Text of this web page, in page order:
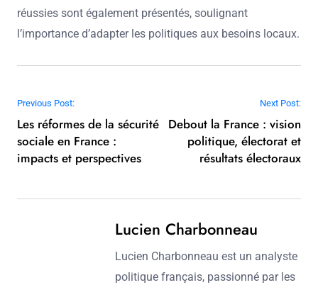
réussies sont également présentés, soulignant
l’importance d’adapter les politiques aux besoins locaux.
Post navigation
Previous Post:
Les réformes de la sécurité
sociale en France :
impacts et perspectives
Next Post:
Debout la France : vision
politique, électorat et
résultats électoraux
Lucien Charbonneau
Lucien Charbonneau est un analyste
politique français, passionné par les